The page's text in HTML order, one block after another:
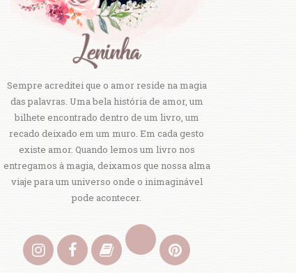
Sempre acreditei que o amor reside na magia
das palavras. Uma bela história de amor, um
bilhete encontrado dentro de um livro, um
recado deixado em um muro. Em cada gesto
existe amor. Quando lemos um livro nos
entregamos à magia, deixamos que nossa alma
viaje para um universo onde o inimaginável
pode acontecer.